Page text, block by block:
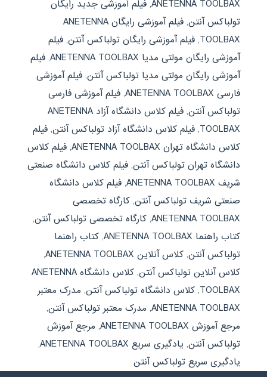
ANETENNA TOOLBAX
, فیلم آموزشی جدید رایگان
تولباکس آنتن,
فیلم آموزشی رایگان ANETENNA
TOOLBAX
, فیلم آموزشی رایگان تولباکس آنتن, فیلم
آموزشی رایگان مولتی مدیا ANETENNA TOOLBAX
, فیلم
آموزشی رایگان مولتی مدیا تولباکس آنتن, فیلم آموزشی
فارسی ANETENNA TOOLBAX
, فیلم آموزشی فارسی
تولباکس آنتن,
فیلم کلاس دانشگاه آزاد ANETENNA
TOOLBAX
, فیلم کلاس دانشگاه آزاد تولباکس آنتن, فیلم
کلاس دانشگاه تهران ANETENNA TOOLBAX
, فیلم کلاس
دانشگاه تهران تولباکس آنتن, فیلم کلاس دانشگاه صنعتی
شریف ANETENNA TOOLBAX
, فیلم کلاس دانشگاه
صنعتی شریف تولباکس آنتن, کارگاه تخصصی
ANETENNA TOOLBAX
, کارگاه تخصصی تولباکس آنتن,
کتاب راهنما ANETENNA TOOLBAX
, کتاب راهنما
تولباکس آنتن, کلاس آنلاین ANETENNA TOOLBAX
,
کلاس آنلاین تولباکس آنتن,
کلاس دانشگاه ANETENNA
TOOLBAX
, کلاس دانشگاه تولباکس آنتن, مدرک معتبر
ANETENNA TOOLBAX
, مدرک معتبر تولباکس آنتن,
مرجع آموزش ANETENNA TOOLBAX
, مرجع آموزش
تولباکس آنتن, یادگیری سریع ANETENNA TOOLBAX
,
یادگیری سریع تولباکس آنتن